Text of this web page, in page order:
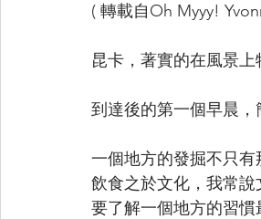
( 轉載自Oh Myyy!
昆卡，著實的在風景上
到達後的第一個早晨
一個地方的發掘不只
飲食之於文化，我常
要了解一個地方的習